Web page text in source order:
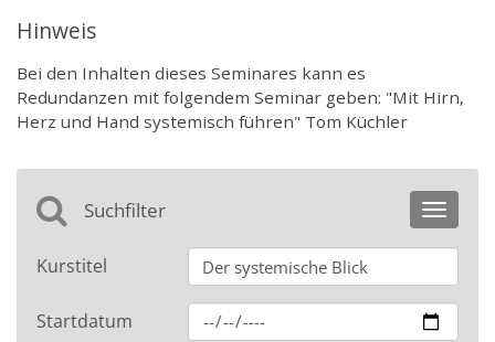
Hinweis
Bei den Inhalten dieses Seminares kann es
Redundanzen mit folgendem Seminar geben: "Mit Hirn,
Herz und Hand systemisch führen" Tom Küchler